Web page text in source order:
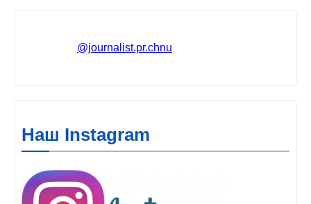
@journalist.pr.chnu
Наш Instagram